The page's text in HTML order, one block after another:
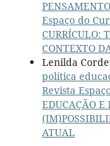
Espaço do
CURRÍCULO:
CONTEXTO
Lenilda
política
Revista
EDUCAÇÃO E
ATUAL